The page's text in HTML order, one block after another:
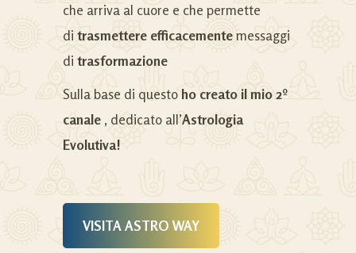
che arriva al cuore e che permette
di trasmettere efficacementemessaggi
di trasformazione
Sulla base di questo ho creato il mio 2º
canale , dedicato all’Astrologia
Evolutiva!
VISITA ASTRO WAY